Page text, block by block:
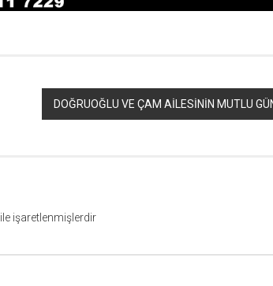
DOĞRUOĞLU VE ÇAM AİLESİNİN MUTLU
ile işaretlenmişlerdir